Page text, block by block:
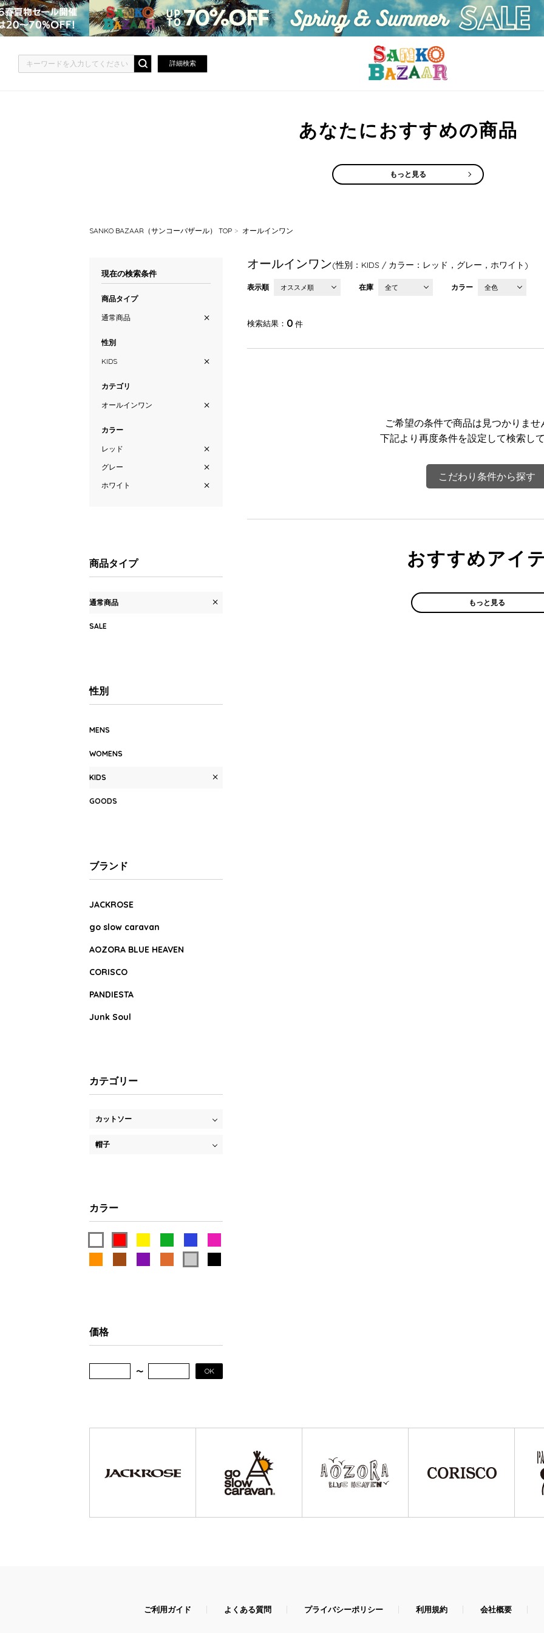
詳細検索
あなたにおすすめの商品
もっと見る
SANKO BAZAAR（サンコーバザール） TOP オールインワン
オールインワン(性別：KIDS / カラー：レッド，グレー，ホワイト)
表示順 オススメ順 在庫 全て カラー 全色
検索結果 0 件
ご希望の条件で商品は見つかりませ
下記より再度条件を設定して検索し
こだわり条件から探す
おすすめアイ
もっと見る
現在の検索条件
商品タイプ
通常商品
性別
KIDS
カテゴリ
オールインワン
カラー
レッド
グレー
ホワイト
商品タイプ
通常商品
SALE
性別
MENS
WOMENS
KIDS
GOODS
ブランド
JACKROSE
go slow caravan
AOZORA BLUE HEAVEN
CORISCO
PANDIESTA
Junk Soul
カテゴリー
カットソー
帽子
カラー
価格
OK
ご利用ガイド よくある質問 プライバシーポリシー 利用規約 会社概要